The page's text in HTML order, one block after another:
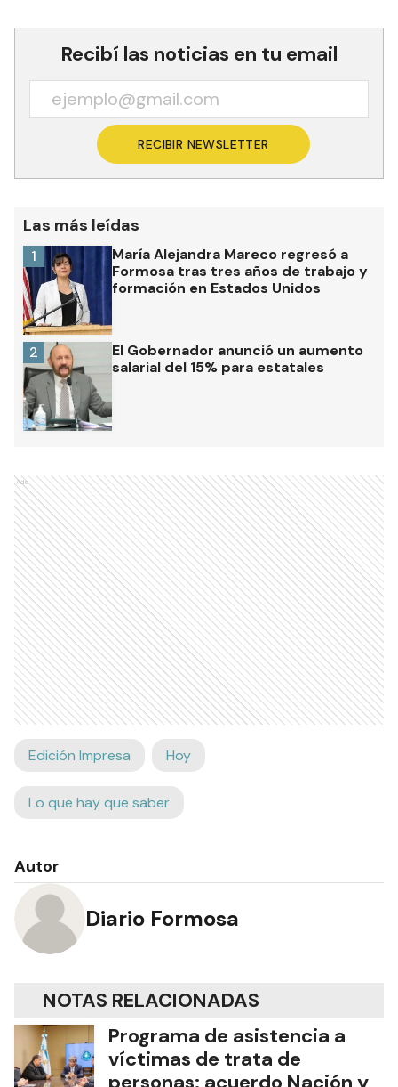
Recibí las noticias en tu email
RECIBIR NEWSLETTER
Las más leídas
María Alejandra Mareco regresó a
Formosa tras tres años de trabajo y
formación en Estados Unidos
1
El Gobernador anunció un aumento
salarial del 15% para estatales
2
Ads
Edición Impresa Hoy
Lo que hay que saber
Autor
Diario Formosa
NOTAS RELACIONADAS
Programa de asistencia a
víctimas de trata de
personas: acuerdo Nación y